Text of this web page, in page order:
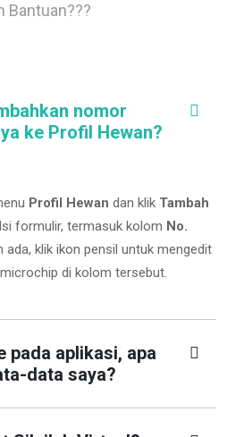
Bantuan???
nomor
ke Profil Hewan?
Profil Hewan dan klik Tambah
formulir, termasuk kolom No.
ada, klik ikon pensil untuk mengedit
di kolom tersebut.
pada aplikasi, apa
data saya?